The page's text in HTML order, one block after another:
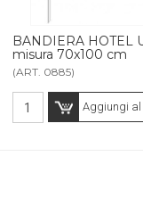
BANDIERA HOTEL
misura 70x100 cm
(ART. 0885)
Aggiungi al